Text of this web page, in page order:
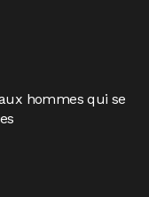
hommes qui se